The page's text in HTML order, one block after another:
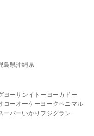
島県沖縄県
ヨーサンイトーヨーカドー
コーオーケー ヨークベニマル
ーパーいかり フジグラン